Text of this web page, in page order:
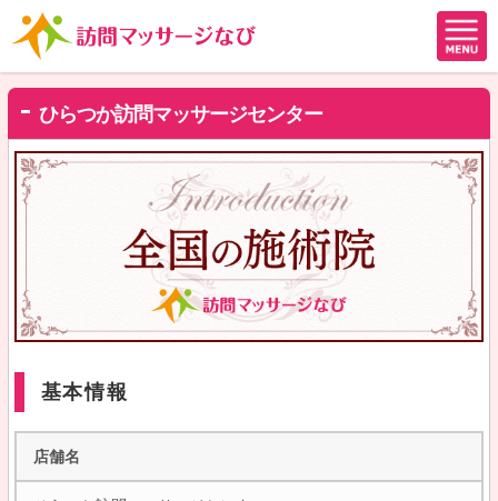
ひらつか訪問マッサージセンター
基本情報
店舗名